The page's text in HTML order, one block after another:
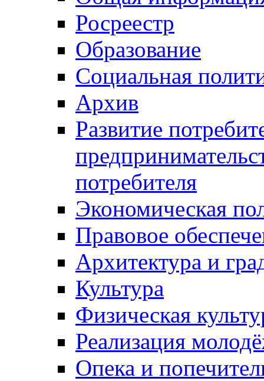
Росреестр
Образование
Социальная
Архив
Развитие
потребителя
Экономическая
Правовое
Архитектура и
Культура
Физическая
Реализация
Опека и